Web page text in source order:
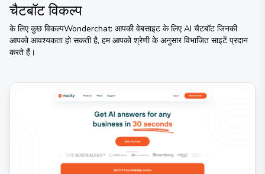
चैटबॉटविकल्प
के लिए कुछ विकल्पWonderchat: आपकी वेबसाइट के लिए AI चैटबॉट जिनकी
आपको आवश्यकता हो सकती है, हम आपको श्रेणी के अनुसार विभाजित साइटें प्रदान
करते हैं।